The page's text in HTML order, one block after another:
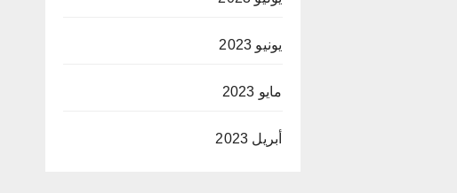
يونيو 2023
مايو 2023
أبريل 2023